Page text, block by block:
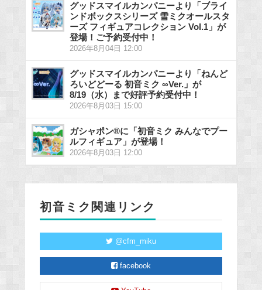
グッドスマイルカンパニーより「ブライ
ンドボックスシリーズ 雪ミクオールスタ
ーズ フィギュアコレクション Vol.1」が
登場！ご予約受付中！
2026年8月04日 12:00
グッドスマイルカンパニーより「ねんど
ろいどどーる 初音ミク ∞Ver.」が
8/19（水）まで好評予約受付中！
2026年8月03日 15:00
ガシャポン®に「初音ミク みんなでプー
ルフィギュア」が登場！
2026年8月03日 12:00
初音ミク関連リンク
@cfm_miku
facebook